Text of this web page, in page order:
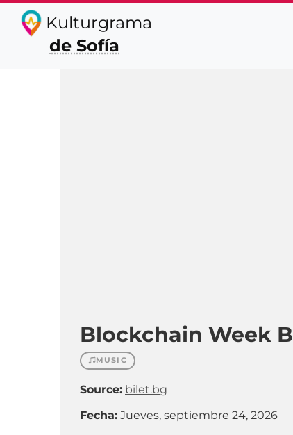
Kulturgrama
de Sofía
Blockchain Week
MUSIC
Source: bilet.bg
Fecha: Jueves, septiembre 24, 2026